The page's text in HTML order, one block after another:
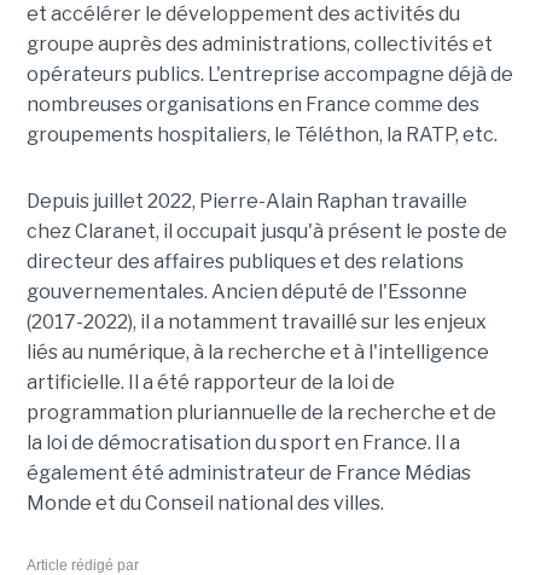
et accélérer le développement des activités du
groupe auprès des administrations, collectivités et
opérateurs publics. L'entreprise accompagne déjà de
nombreuses organisations en France comme des
groupements hospitaliers, le Téléthon, la RATP, etc.
Depuis juillet 2022, Pierre-Alain Raphan travaille
chez Claranet, il occupait jusqu'à présent le poste de
directeur des affaires publiques et des relations
gouvernementales. Ancien député de l'Essonne
(2017-2022), il a notamment travaillé sur les enjeux
liés au numérique, à la recherche et à l'intelligence
artificielle. Il a été rapporteur de la loi de
programmation pluriannuelle de la recherche et de
la loi de démocratisation du sport en France. Il a
également été administrateur de France Médias
Monde et du Conseil national des villes.
Article rédigé par